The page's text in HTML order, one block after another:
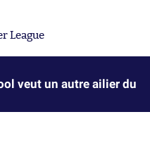
League
veut un autre ailier du